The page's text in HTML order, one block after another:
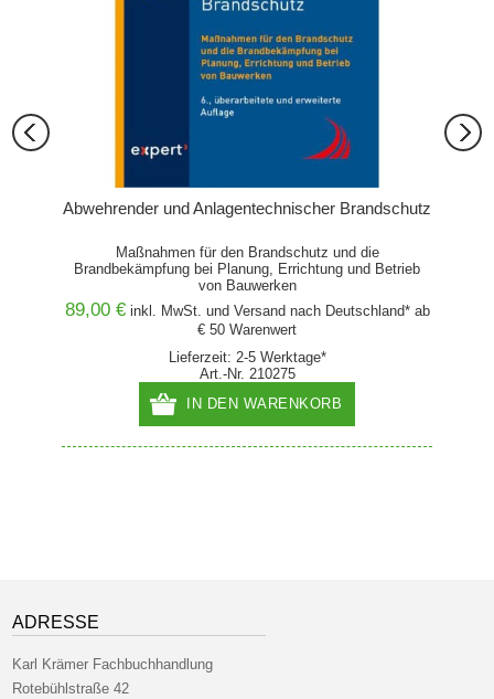
Abwehrender und Anlagentechnischer Brandschutz
Maßnahmen für den Brandschutz und die
Brandbekämpfung bei Planung, Errichtung und Betrieb
von Bauwerken
89,00 € inkl. MwSt. und Versand nach Deutschland* ab
€ 50 Warenwert
Lieferzeit: 2-5 Werktage*
Art.-Nr. 210275
IN DEN WARENKORB
ADRESSE
Karl Krämer Fachbuchhandlung
Rotebühlstraße 42